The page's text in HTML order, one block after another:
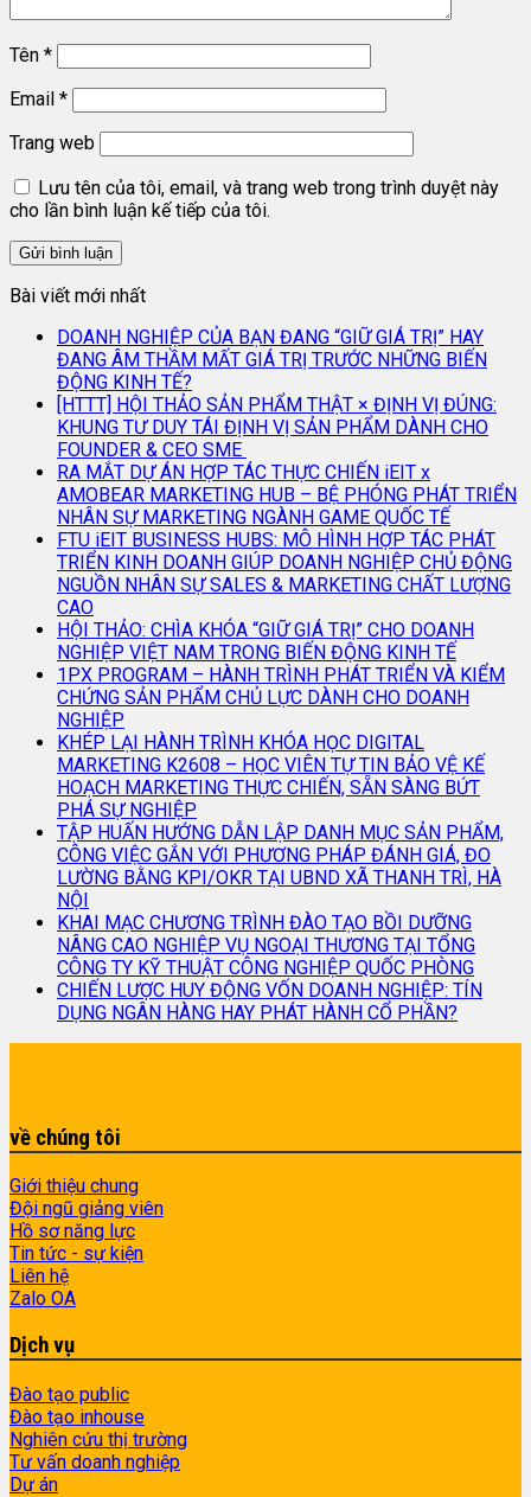
Tên *
Email *
Trang web
Lưu tên của tôi, email, và trang web trong trình duyệt này
cho lần bình luận kế tiếp của tôi.
Bài viết mới nhất
DOANH NGHIỆP CỦA BẠN ĐANG “GIỮ GIÁ TRỊ” HAY
ĐANG ÂM THẦM MẤT GIÁ TRỊ TRƯỚC NHỮNG BIẾN
ĐỘNG KINH TẾ?
[HTTT] HỘI THẢO SẢN PHẨM THẬT × ĐỊNH VỊ ĐÚNG:
KHUNG TƯ DUY TÁI ĐỊNH VỊ SẢN PHẨM DÀNH CHO
FOUNDER & CEO SME
RA MẮT DỰ ÁN HỢP TÁC THỰC CHIẾN iEIT x
AMOBEAR MARKETING HUB – BỆ PHÓNG PHÁT TRIỂN
NHÂN SỰ MARKETING NGÀNH GAME QUỐC TẾ
FTU iEIT BUSINESS HUBS: MÔ HÌNH HỢP TÁC PHÁT
TRIỂN KINH DOANH GIÚP DOANH NGHIỆP CHỦ ĐỘNG
NGUỒN NHÂN SỰ SALES & MARKETING CHẤT LƯỢNG
CAO
HỘI THẢO: CHÌA KHÓA “GIỮ GIÁ TRỊ” CHO DOANH
NGHIỆP VIỆT NAM TRONG BIẾN ĐỘNG KINH TẾ
1PX PROGRAM – HÀNH TRÌNH PHÁT TRIỂN VÀ KIỂM
CHỨNG SẢN PHẨM CHỦ LỰC DÀNH CHO DOANH
NGHIỆP
KHÉP LẠI HÀNH TRÌNH KHÓA HỌC DIGITAL
MARKETING K2608 – HỌC VIÊN TỰ TIN BẢO VỆ KẾ
HOẠCH MARKETING THỰC CHIẾN, SẴN SÀNG BỨT
PHÁ SỰ NGHIỆP
TẬP HUẤN HƯỚNG DẪN LẬP DANH MỤC SẢN PHẨM,
CÔNG VIỆC GẮN VỚI PHƯƠNG PHÁP ĐÁNH GIÁ, ĐO
LƯỜNG BẰNG KPI/OKR TẠI UBND XÃ THANH TRÌ, HÀ
NỘI
KHAI MẠC CHƯƠNG TRÌNH ĐÀO TẠO BỒI DƯỠNG
NÂNG CAO NGHIỆP VỤ NGOẠI THƯƠNG TẠI TỔNG
CÔNG TY KỸ THUẬT CÔNG NGHIỆP QUỐC PHÒNG
CHIẾN LƯỢC HUY ĐỘNG VỐN DOANH NGHIỆP: TÍN
DỤNG NGÂN HÀNG HAY PHÁT HÀNH CỔ PHẦN?
về chúng tôi
Giới thiệu chung
Đội ngũ giảng viên
Hồ sơ năng lực
Tin tức - sự kiện
Liên hệ
Zalo OA
Dịch vụ
Đào tạo public
Đào tạo inhouse
Nghiên cứu thị trường
Tư vấn doanh nghiệp
Dự án